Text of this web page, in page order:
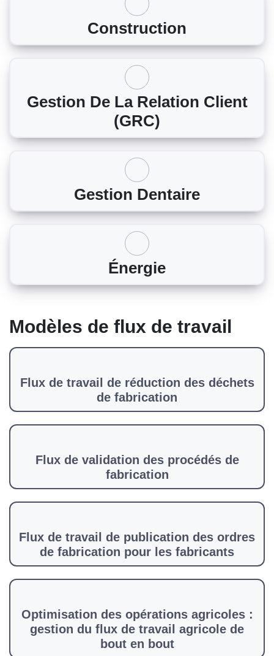
Construction
Gestion De La Relation Client
(GRC)
Gestion Dentaire
Énergie
Modèles de flux de travail
Flux de travail de réduction des déchets
de fabrication
Flux de validation des procédés de
fabrication
Flux de travail de publication des ordres
de fabrication pour les fabricants
Optimisation des opérations agricoles :
gestion du flux de travail agricole de
bout en bout